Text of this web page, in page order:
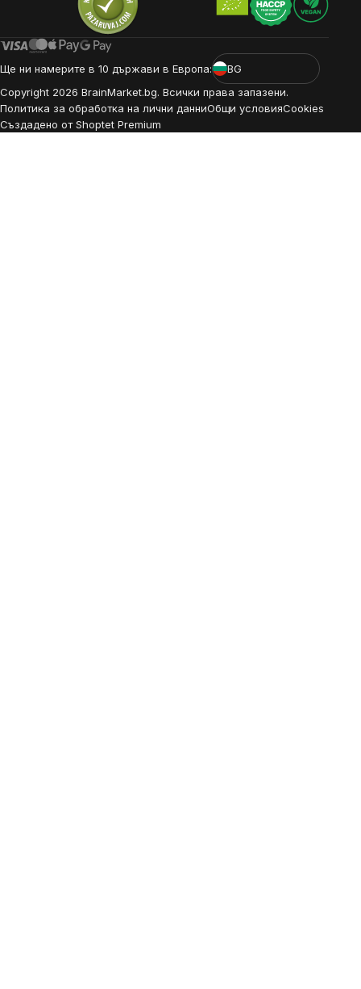
Ще ни намерите в 10 държави в Европа:
BG
Copyright 2026 BrainMarket.bg. Всички права запазени.
Политика за обработка на лични данниОбщи условияCookies
Създадено от Shoptet Premium